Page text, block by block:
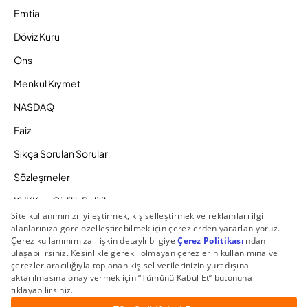
Emtia
Döviz Kuru
Ons
Menkul Kıymet
NASDAQ
Faiz
Sıkça Sorulan Sorular
Sözleşmeler
KVKK ve Gizlilik Politikamız
Ücretlendirme Politikası
Bilgi Toplumu Hizmetleri
Zaman Aşımına Uğrayacak Hesaplar
Duyurular ve Kampanyalar